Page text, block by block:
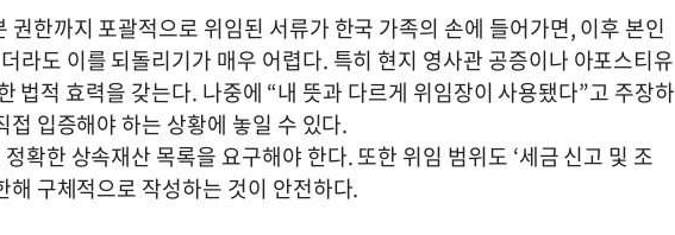
한까지 포괄적으로 위임된 서류가 한국 가족의 손에 들어가면, 이후 본인
라도 이를 되돌리기가 매우 어렵다. 특히 현지 영사관 공증이나 아포스티유
법적 효력을 갖는다. 나중에 “내 뜻과 다르게 위임장이 사용됐다”고 주장하
입증해야 하는 상황에 놓일 수 있다.
확한 상속재산 목록을 요구해야 한다. 또한 위임 범위도 ‘세금 신고 및 조
해 구체적으로 작성하는 것이 안전하다.